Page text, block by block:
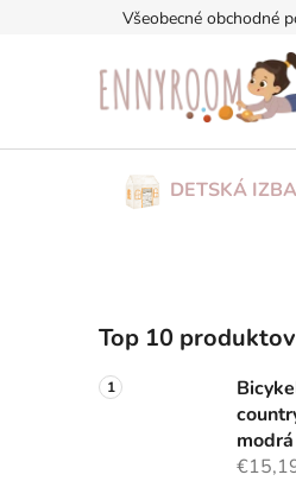
Všeobecné obchodné
DETSKÁ IZBA
o
č
n
Top 10 produktov
modrá